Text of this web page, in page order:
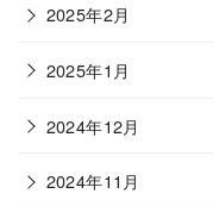
2025年2月
2025年1月
2024年12月
2024年11月